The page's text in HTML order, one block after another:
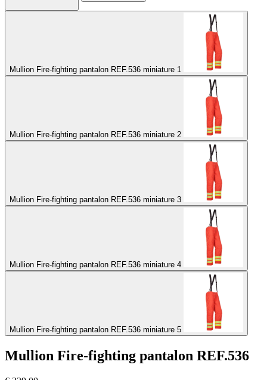
Mullion Fire-fighting pantalon REF.536 miniature 1
Mullion Fire-fighting pantalon REF.536 miniature 2
Mullion Fire-fighting pantalon REF.536 miniature 3
Mullion Fire-fighting pantalon REF.536 miniature 4
Mullion Fire-fighting pantalon REF.536 miniature 5
Mullion Fire-fighting pantalon REF.536